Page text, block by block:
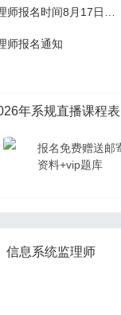
师报名通知
年系规直播课程表
报名免费赠送邮
资料+vip题库
信息系统监理师